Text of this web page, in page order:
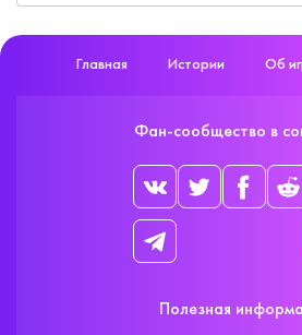
Главная Истории Об
Фан-сообщество в
Полезная